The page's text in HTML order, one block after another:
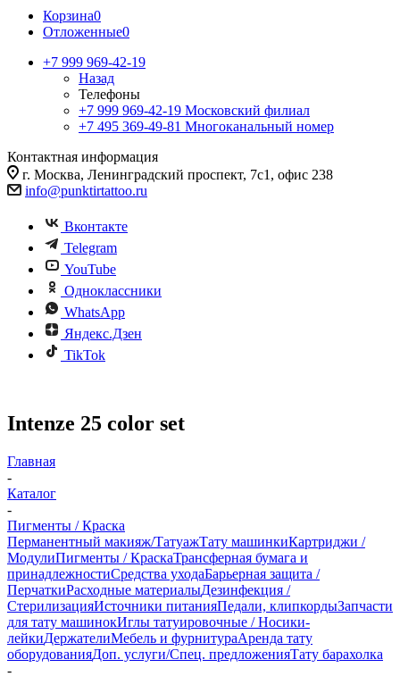
Корзина0
Отложенные0
+7 999 969-42-19
Назад
Телефоны
+7 999 969-42-19 Московский филиал
+7 495 369-49-81 Многоканальный номер
Контактная информация
г. Москва, Ленинградский проспект, 7с1, офис 238
info@punktirtattoo.ru
Вконтакте
Telegram
YouTube
Одноклассники
WhatsApp
Яндекс.Дзен
TikTok
Intenze 25 color set
Главная
-
Каталог
-
Пигменты / Краска
Перманентный макияж/ТатуажТату машинкиКартриджи /
МодулиПигменты / КраскаТрансферная бумага и
принадлежностиСредства уходаБарьерная защита /
ПерчаткиРасходные материалыДезинфекция /
СтерилизацияИсточники питанияПедали, клипкордыЗапчасти
для тату машинокИглы татуировочные / Носики-
лейкиДержателиМебель и фурнитураАренда тату
оборудованияДоп. услуги/Спец. предложенияТату барахолка
-